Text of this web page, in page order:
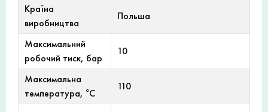
Країна
виробництва
Польша
Максимальний
робочий тиск, бар
10
Максимальна
температура, °С
110